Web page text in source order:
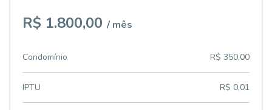
R$ 1.800,00 / mês
Condomínio R$ 350,00
IPTU R$ 0,01